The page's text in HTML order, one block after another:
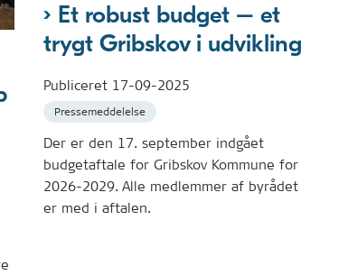
Et robust budget – et
trygt Gribskov i udvikling
Publiceret 17-09-2025
Pressemeddelelse
Der er den 17. september indgået
budgetaftale for Gribskov Kommune for
2026-2029. Alle medlemmer af byrådet
er med i aftalen.